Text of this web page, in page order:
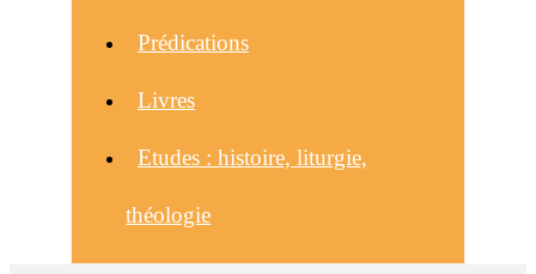
Prédications
Livres
Etudes : histoire, liturgie,
théologie